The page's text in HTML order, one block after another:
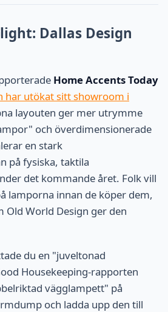
Dallas Design
Home Accents Today
har utökat sitt showroom i
layouten ger mer utrymme
och överdimensionerade
en stark
på fysiska, taktila
det kommande året. Folk vill
lamporna innan de köper dem,
Old World Design ger den
du en "juveltonad
Housekeeping-rapporten
vägglampett" på
och ladda upp den till